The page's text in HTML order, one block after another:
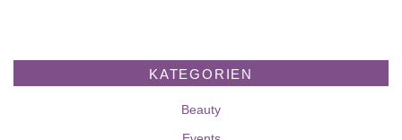
KATEGORIEN
Beauty